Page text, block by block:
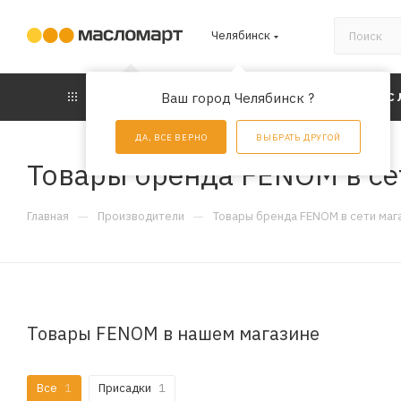
Челябинск
Ваш город Челябинск ?
ДА, ВСЕ ВЕРНО ВЫБРАТЬ ДРУГОЙ
АКЦИИ
Товары бренда FENOM в
Главная — Производители — Товары бренда FENOM в сети
Товары FENOM в нашем магазине
Все 1 Присадки 1